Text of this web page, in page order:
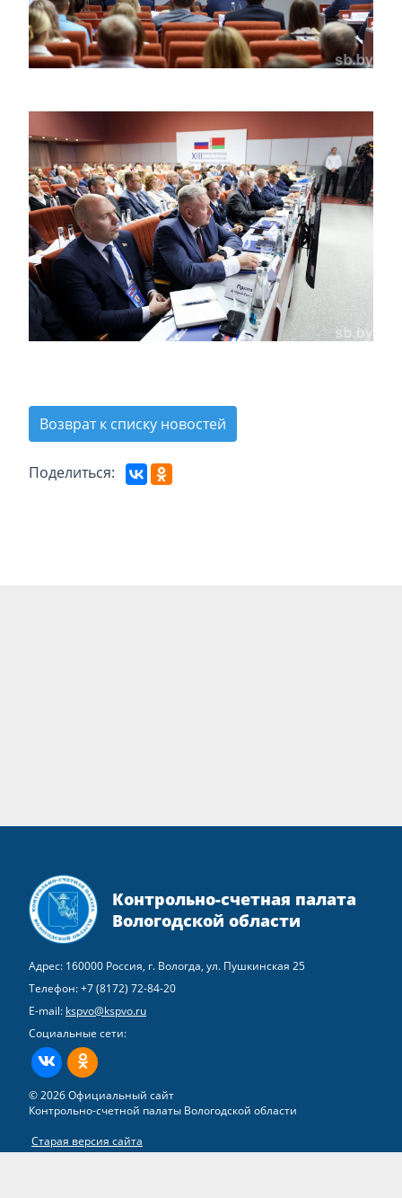
Возврат к списку новостей
Поделиться:
Контрольно-счетная палата
Вологодской области
Адрес: 160000 Россия, г. Вологда, ул. Пушкинская 25
Телефон:+7 (8172) 72-84-20
E-mail: kspvo@kspvo.ru
Социальные сети:
ВКонтактеОдноклассники
© 2026 Официальный сайт
Контрольно-счетной палаты Вологодской области
Старая версия сайта